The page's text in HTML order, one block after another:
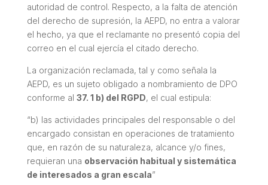
autoridad de control. Respecto, a la falta de atención
del derecho de supresión, la AEPD, no entra a valorar
el hecho, ya que el reclamante no presentó copia del
correo en el cual ejercía el citado derecho.
La organización reclamada, tal y como señala la
AEPD, es un sujeto obligado a nombramiento de DPO
conforme al 37. 1 b) del RGPD, el cual estipula:
“b) las actividades principales del responsable o del
encargado consistan en operaciones de tratamiento
que, en razón de su naturaleza, alcance y/o fines,
requieran una observación habitual y sistemática
de interesados a gran escala”